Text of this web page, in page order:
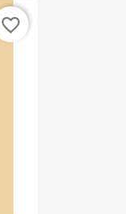
favorite_border